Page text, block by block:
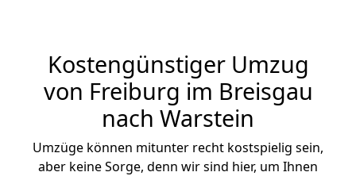
Kostengünstiger Umzug
von Freiburg im Breisgau
nach Warstein
Umzüge können mitunter recht kostspielig sein,
aber keine Sorge, denn wir sind hier, um Ihnen